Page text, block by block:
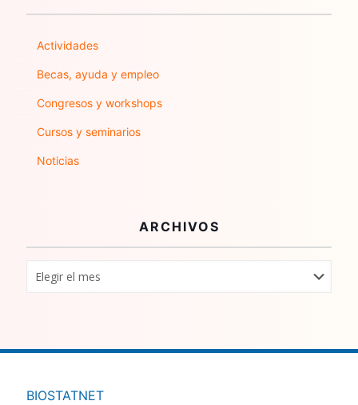
Actividades
Becas, ayuda y empleo
Congresos y workshops
Cursos y seminarios
Noticias
ARCHIVOS
BIOSTATNET